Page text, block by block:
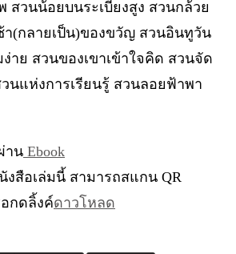
สวนน้อยบนระเบียงสูง สวนกล้วย
า(กลายเป็น)ของขวัญ สวนอินทูวัน
าย สวนของเขาเข้าใจคิด สวนจัด
นแห่งการเรียนรู้ สวนลอยฟ้าพา
าน Ebook
สือเล่มนี้ สามารถสแกน QR
กดลิ้งค์ดาวโหลด